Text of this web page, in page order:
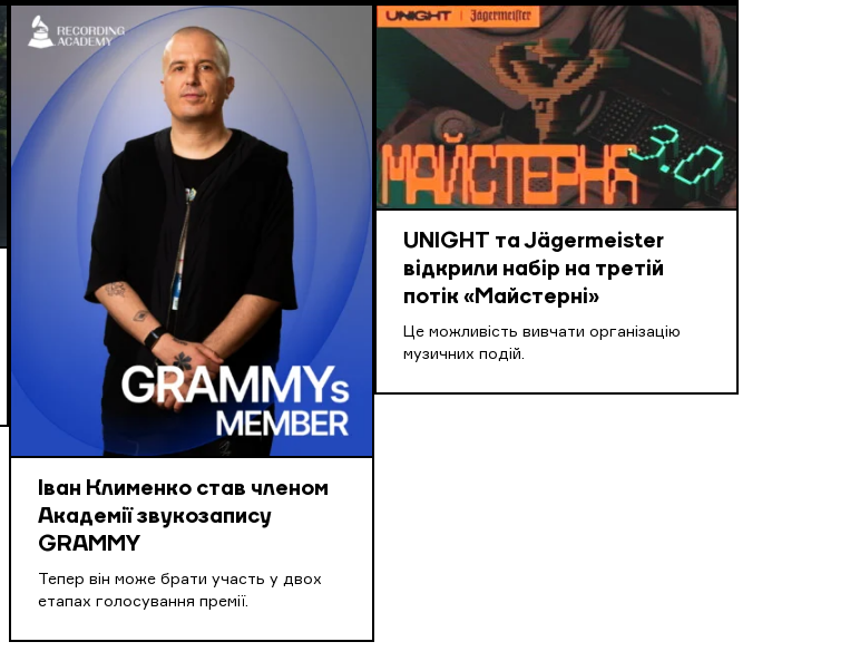
Іван Клименко став членом
Академії звукозапису
GRAMMY
Тепер він може брати участь у двох
етапах голосування премії.
UNIGHT та Jägermeister
відкрили набір на третій
потік «Майстерні»
Це можливість вивчати організацію
музичних подій.